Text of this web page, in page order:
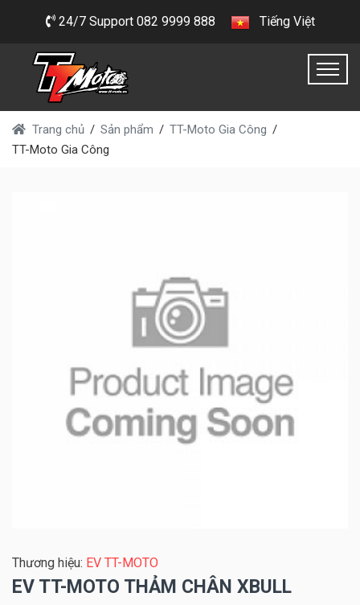
24/7 Support 082 9999 888 Tiếng Việt
Trang chủ Sản phẩm
TT-Moto Gia Công
TT-Moto Gia Công
Thương hiệu: EV TT-MOTO
EV TT-MOTO THẢM CHÂN XBULL